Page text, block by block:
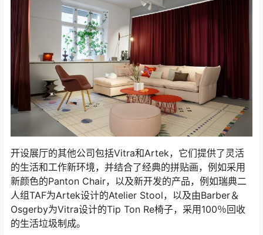
开设展厅的其他公司包括Vitra和Artek，它们提供了灵活
的生活和工作新环境，并结合了经典的拼贴画，例如采用
新颜色的Panton Chair，以及新开发的产品，例如瑞典二
人组TAF为Artek设计的Atelier Stool，以及由Barber＆
Osgerby为Vitra设计的Tip Ton Re椅子，采用100％回收
的生活垃圾制成。